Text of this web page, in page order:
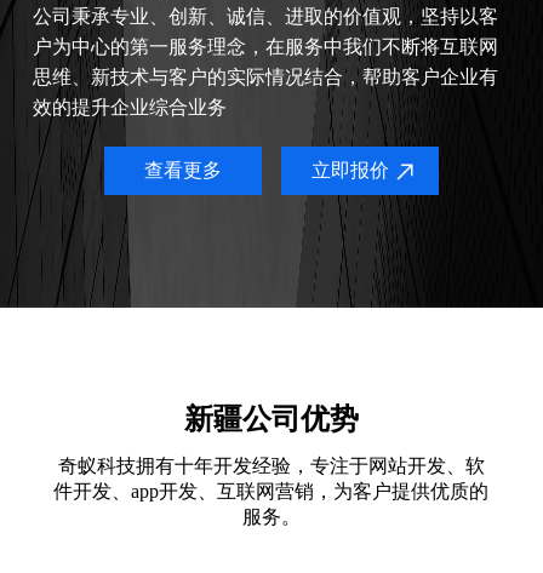
公司秉承专业、创新、诚信、进取的价值观，坚持以客
户为中心的第一服务理念，在服务中我们不断将互联网
思维、新技术与客户的实际情况结合，帮助客户企业有
效的提升企业综合业务
查看更多 立即报价
新疆公司优势
奇蚁科技拥有十年开发经验，专注于网站开发、软
件开发、app开发、互联网营销，为客户提供优质的
服务。